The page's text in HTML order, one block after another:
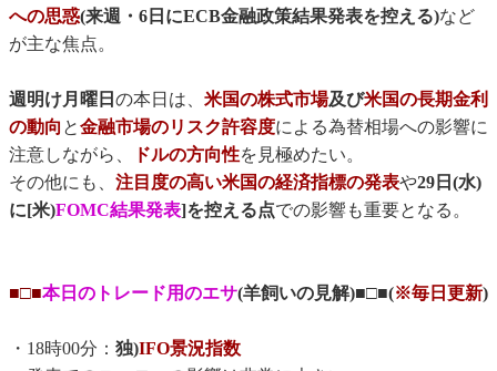
への思惑(来週・6日にECB金融政策結果発表を控える)など
が主な焦点。
週明け月曜日 の本日は、 米国の株式市場及び米国の長期金利
の動向 と金融市場のリスク許容度による為替相場への影響に
注意しながら、
ドルの方向性を見極めたい。
その他にも、 注目度の高い米国の経済指標の発表や29日(水)
に[米)FOMC結果発表]を控える点での影響も重要となる。
■□■本日のトレード用のエサ(羊飼いの見解)■□■(※毎日更新)
・18時00分： 独)IFO景況指数